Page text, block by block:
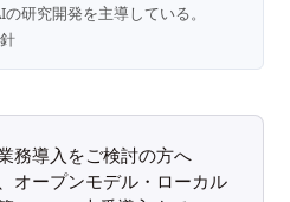
研究開発を主導している。
務導入をご検討の方へ
オープンモデル・ローカル